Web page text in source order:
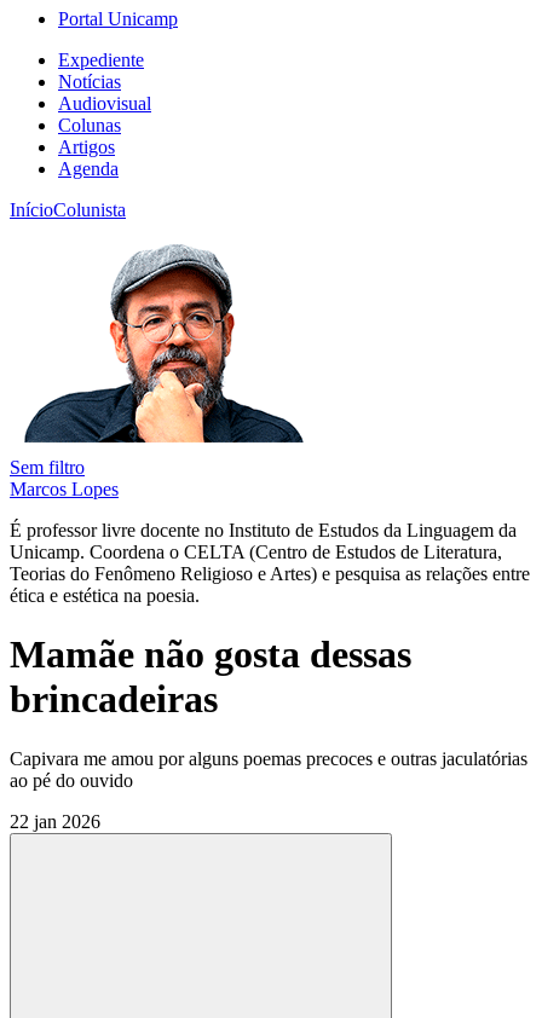
Portal Unicamp
Expediente
Notícias
Audiovisual
Colunas
Artigos
Agenda
InícioColunista
Sem filtro
Marcos Lopes
É professor livre docente no Instituto de Estudos da Linguagem da
Unicamp. Coordena o CELTA (Centro de Estudos de Literatura,
Teorias do Fenômeno Religioso e Artes) e pesquisa as relações entre
ética e estética na poesia.
Mamãe não gosta dessas
brincadeiras
Capivara me amou por alguns poemas precoces e outras jaculatórias
ao pé do ouvido
22 jan 2026